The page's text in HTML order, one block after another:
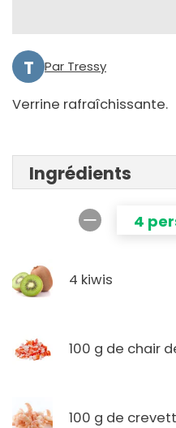
T Par Tressy
Verrine rafraîchissante.
Ingrédients
4
4 kiwis
100 g de chair
100 g de